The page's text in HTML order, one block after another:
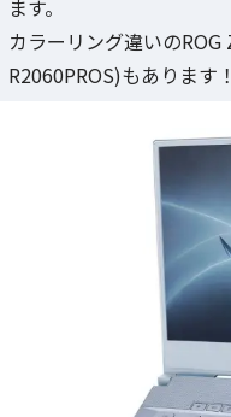
ます。
カラーリング違いのROG
R2060PROS)もあります！